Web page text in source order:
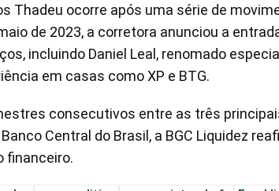
Thadeu ocorre após uma série de
de 2023, a corretora anunciou a
incluindo Daniel Leal, renomado
em casas como XP e BTG.
consecutivos entre as três
Central do Brasil, a BGC Liquidez
financeiro.